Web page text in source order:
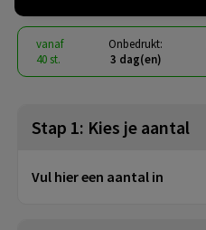
vanaf
40 st.
Onbedrukt:
3 dag(en)
Stap 1: Kies je aantal
Vul hier een aantal in